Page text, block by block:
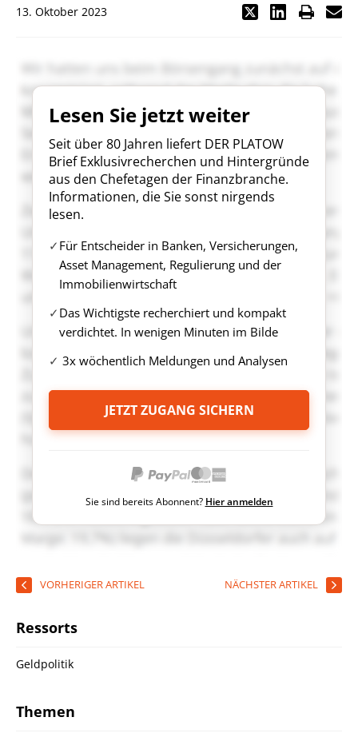
13. Oktober 2023
Lesen Sie jetzt weiter
Seit über 80 Jahren liefert DER PLATOW
Brief Exklusivrecherchen und Hintergründe
aus den Chefetagen der Finanzbranche.
Informationen, die Sie sonst nirgends
lesen.
Für Entscheider in Banken, Versicherungen,
Asset Management, Regulierung und der
Immobilienwirtschaft
Das Wichtigste recherchiert und kompakt
verdichtet. In wenigen Minuten im Bilde
3x wöchentlich Meldungen und Analysen
JETZT ZUGANG SICHERN
Sie sind bereits Abonnent? Hier anmelden
VORHERIGER ARTIKEL NÄCHSTER ARTIKEL
Ressorts
Geldpolitik
Themen